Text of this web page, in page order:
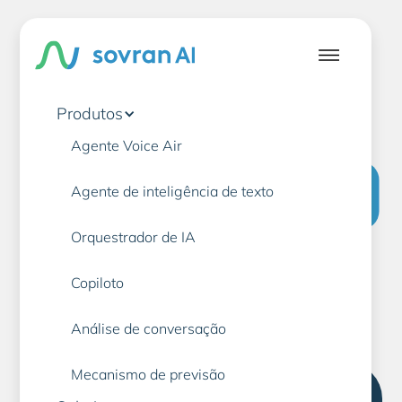
Produtos
Agente Voice Air
Agente de inteligência de texto
Orquestrador de IA
Copiloto
Análise de conversação
Mecanismo de previsão
Serviços bancários
Atendimento ao cliente